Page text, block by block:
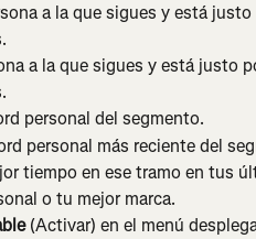
a la que sigues y está
a la que sigues y está justo
personal del segmento.
personal más reciente del
tiempo en ese tramo en tus
o tu mejor marca.
(Activar) en el menú